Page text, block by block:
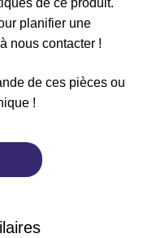
de ce produit.
planifier une
nous contacter !
de ces pièces ou
!